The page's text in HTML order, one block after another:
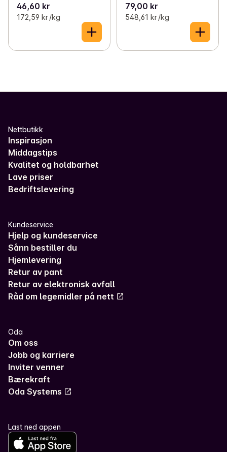
46,60 kr
172,59 kr /kg
79,00 kr
548,61 kr /kg
Nettbutikk
Inspirasjon
Middagstips
Kvalitet og holdbarhet
Lave priser
Bedriftslevering
Kundeservice
Hjelp og kundeservice
Sånn bestiller du
Hjemlevering
Retur av pant
Retur av elektronisk avfall
Råd om legemidler på nett
Oda
Om oss
Jobb og karriere
Inviter venner
Bærekraft
Oda Systems
Last ned appen